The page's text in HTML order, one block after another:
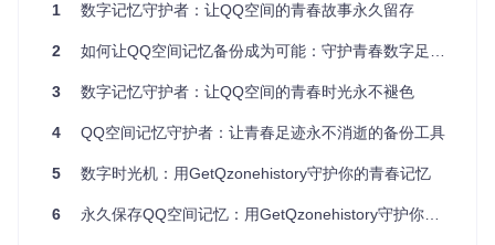
是其区别于同类工具的核心竞争力。
技术突破：GetQzonehistory如何实现高效安全
的数据采集
突破平台限制的数据获取方案
面对QQ空间的访问限制，GetQzonehistory开发了自适应请求
整请求间隔，既保证了数据采集的完整性，又避免了因频繁请
1 数字记忆守护者：让QQ空间的青春故事永久留存
2 如何让QQ空间记忆备份成为可能：守护青春数字足迹的实用指南
3 数字记忆守护者：让QQ空间的青春时光永不褪色
4 QQ空间记忆守护者：让青春足迹永不消逝的备份工具
5 数字时光机：用GetQzonehistory守护你的青春记忆
6 永久保存QQ空间记忆：用GetQzonehistory守护你的数字青春